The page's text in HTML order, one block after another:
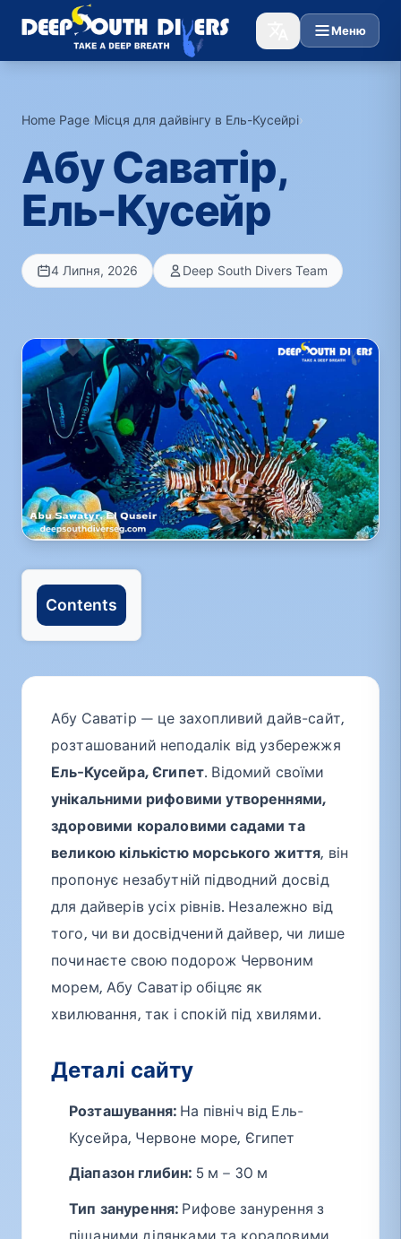
Меню
Home Page›Місця для дайвінгу в Ель-Кусейрі›
Абу Саватір,
Ель-Кусейр
4 Липня, 2026 Deep South Divers Team
Contents
Абу Саватір — це захопливий дайв-сайт,
розташований неподалік від узбережжя
Ель-Кусейра, Єгипет. Відомий своїми
унікальними рифовими утвореннями,
здоровими кораловими садами та
великою кількістю морського життя, він
пропонує незабутній підводний досвід
для дайверів усіх рівнів. Незалежно від
того, чи ви досвідчений дайвер, чи лише
починаєте свою подорож Червоним
морем, Абу Саватір обіцяє як
хвилювання, так і спокій під хвилями.
Деталі сайту
Розташування: На північ від Ель-
Кусейра, Червоне море, Єгипет
Діапазон глибин: 5 м – 30 м
Тип занурення: Рифове занурення з